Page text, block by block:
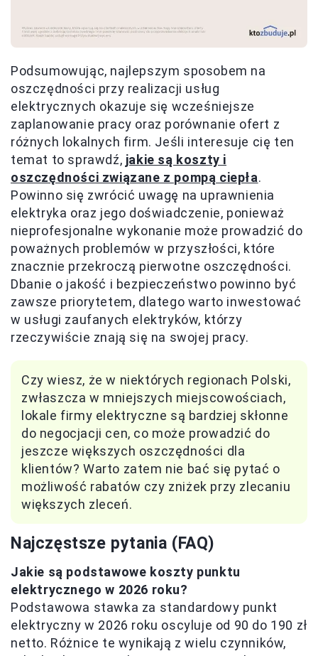
Podsumowując, najlepszym sposobem na
oszczędności przy realizacji usług
elektrycznych okazuje się wcześniejsze
zaplanowanie pracy oraz porównanie ofert z
różnych lokalnych firm. Jeśli interesuje cię ten
temat to sprawdź, jakie są koszty i
oszczędności związane z pompą ciepła.
Powinno się zwrócić uwagę na uprawnienia
elektryka oraz jego doświadczenie, ponieważ
nieprofesjonalne wykonanie może prowadzić do
poważnych problemów w przyszłości, które
znacznie przekroczą pierwotne oszczędności.
Dbanie o jakość i bezpieczeństwo powinno być
zawsze priorytetem, dlatego warto inwestować
w usługi zaufanych elektryków, którzy
rzeczywiście znają się na swojej pracy.
Czy wiesz, że w niektórych regionach Polski,
zwłaszcza w mniejszych miejscowościach,
lokale firmy elektryczne są bardziej skłonne
do negocjacji cen, co może prowadzić do
jeszcze większych oszczędności dla
klientów? Warto zatem nie bać się pytać o
możliwość rabatów czy zniżek przy zlecaniu
większych zleceń.
Najczęstsze pytania (FAQ)
Jakie są podstawowe koszty punktu
elektrycznego w 2026 roku?
Podstawowa stawka za standardowy punkt
elektryczny w 2026 roku oscyluje od 90 do 190 zł
netto. Różnice te wynikają z wielu czynników,